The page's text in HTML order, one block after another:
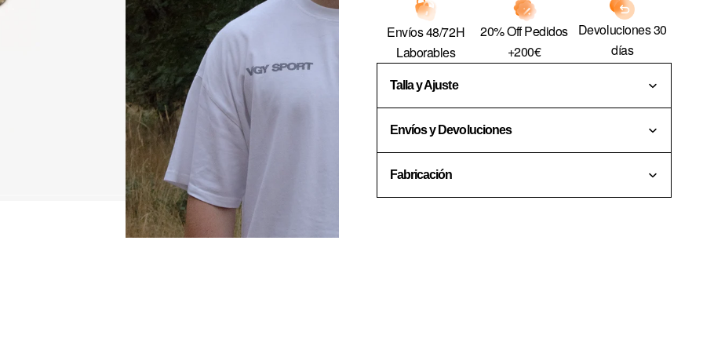
Envíos 48/72H
Laborables
20% Off Pedidos
+200€
Devoluciones 30
días
Talla y Ajuste
Envíos y Devoluciones
Fabricación